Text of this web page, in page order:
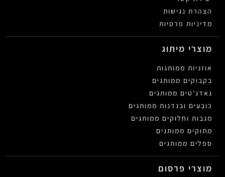
הצהרת נגישות
מדיניות פרטיות
מוצרי מיתוג
אוזניות ממותגות
בקבוקים ממותגים
גאדג'טים ממותגים
כובעים ובנדנות ממותגים
מגבות וחלוקים ממותגים
מתוקים ממותגים
ספלים ממותגים
מוצרי פרסום